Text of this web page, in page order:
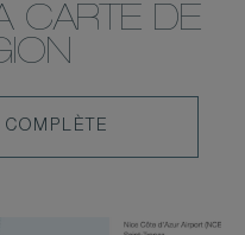
CARTE DE